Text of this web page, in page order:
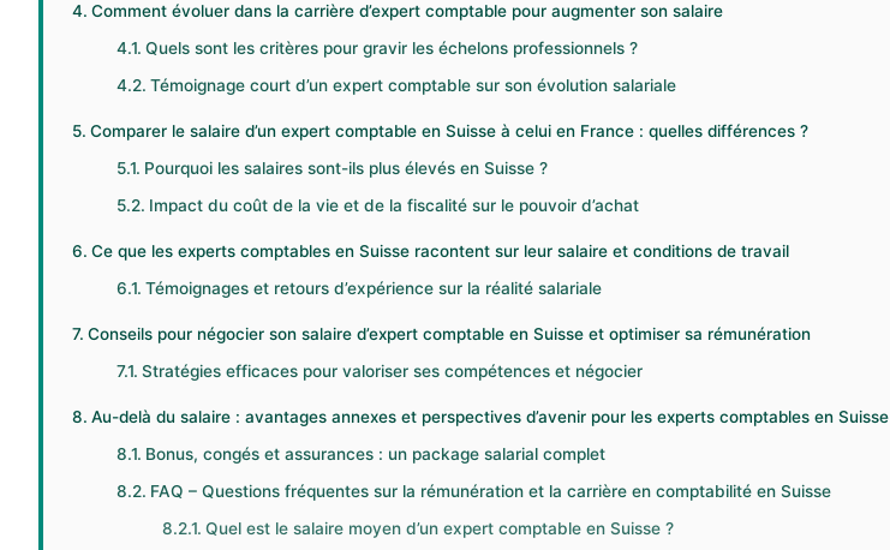
Comment évoluer dans la carrière d’expert comptable pour augmenter son salaire
Quels sont les critères pour gravir les échelons professionnels ?
Témoignage court d’un expert comptable sur son évolution salariale
Comparer le salaire d’un expert comptable en Suisse à celui en France : quelles différences ?
Pourquoi les salaires sont-ils plus élevés en Suisse ?
Impact du coût de la vie et de la fiscalité sur le pouvoir d’achat
Ce que les experts comptables en Suisse racontent sur leur salaire et conditions de travail
Témoignages et retours d’expérience sur la réalité salariale
Conseils pour négocier son salaire d’expert comptable en Suisse et optimiser sa rémunération
Stratégies efficaces pour valoriser ses compétences et négocier
Au-delà du salaire : avantages annexes et perspectives d’avenir pour les experts comptables en Suisse
Bonus, congés et assurances : un package salarial complet
FAQ – Questions fréquentes sur la rémunération et la carrière en comptabilité en Suisse
Quel est le salaire moyen d’un expert comptable en Suisse ?